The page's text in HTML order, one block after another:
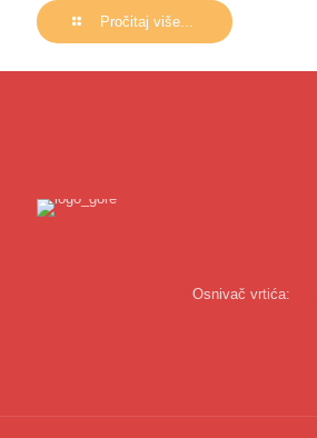
Pročitaj više...
Osnivač vrtića: